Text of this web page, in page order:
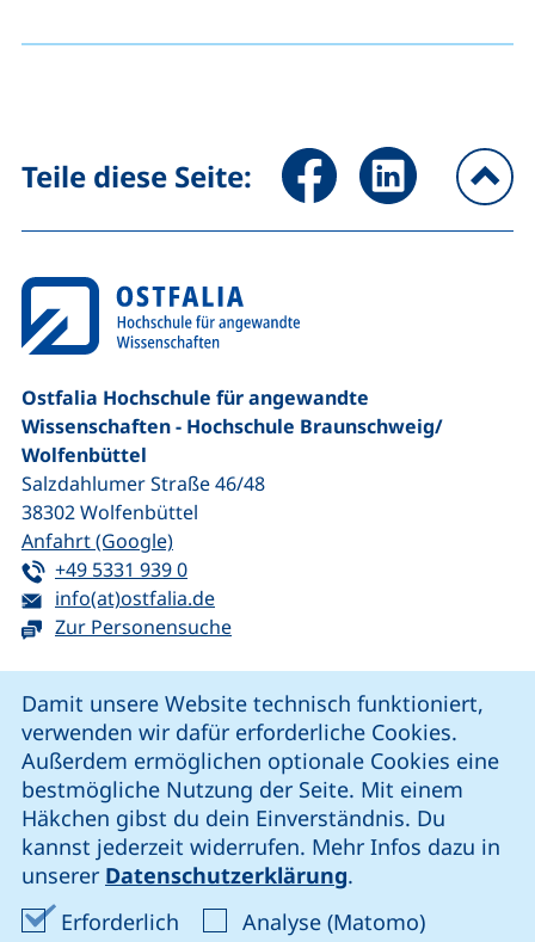
Damit unsere Website technisch funktioniert,
verwenden wir dafür erforderliche Cookies.
Außerdem ermöglichen optionale Cookies eine
bestmögliche Nutzung der Seite. Mit einem
Häkchen gibst du dein Einverständnis. Du
kannst jederzeit widerrufen. Mehr Infos dazu in
unserer Datenschutzerklärung.
Erforderlich Erforderliche Cookies akzeptieren
Analyse (Matomo)Analyse-
Teile diese Seite: Seite über Facebook teilen
Seite über
Ostfalia Hochschule für angewandte
Wissenschaften - Hochschule Braunschweig/​
Wolfenbüttel
Salzdahlumer Straße 46/48
38302Wolfenbüttel
Anfahrt (Google)(externer Link, öffnet neues Fenster)
Tel:
+49 5331 939 0(startet einen Telefonanruf, wenn Ihr
E-Mail:
info(at)ostfalia.de(öffnet Ihr E-Mail-Programm)
Zur Personensuche
unsere Facebook-Seite (externer Link, öffnet neues
unsere LinkedIn-Seite (externer Link, öffnet
unsere Instagram-Seite (externer Link,
unsere YouTube-Seite (externer
Cookie-Einstellungen
Impressum
Datenschutz